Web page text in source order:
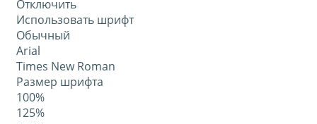
Отключить
Использовать шрифт
Обычный
Arial
Times New Roman
Размер шрифта
100%
125%